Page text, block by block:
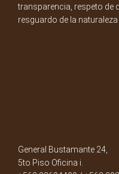
transparencia, respeto de
resguardo de la
General Bustamante 24,
5to Piso Oficina i.